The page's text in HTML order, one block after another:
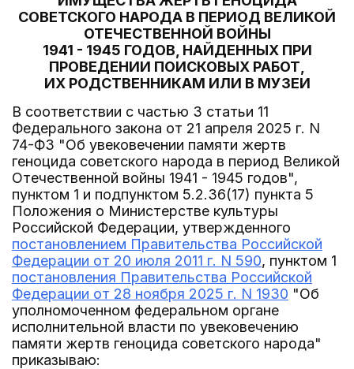
СОВЕТСКОГО НАРОДА В ПЕРИОД ВЕЛИКОЙ
ОТЕЧЕСТВЕННОЙ ВОЙНЫ
1941 - 1945 ГОДОВ, НАЙДЕННЫХ ПРИ
ПРОВЕДЕНИИ ПОИСКОВЫХ РАБОТ,
ИХ РОДСТВЕННИКАМ ИЛИ В МУЗЕИ
В соответствии с частью 3 статьи 11
Федерального закона от 21 апреля 2025 г. N
74-ФЗ "Об увековечении памяти жертв
геноцида советского народа в период Великой
Отечественной войны 1941 - 1945 годов",
пунктом 1 и подпунктом 5.2.36(17) пункта 5
Положения о Министерстве культуры
Российской Федерации, утвержденного
постановлением Правительства Российской
Федерации от 20 июля 2011 г. N 590, пунктом 1
постановления Правительства Российской
Федерации от 28 ноября 2025 г. N 1930 "Об
уполномоченном федеральном органе
исполнительной власти по увековечению
памяти жертв геноцида советского народа"
приказываю: